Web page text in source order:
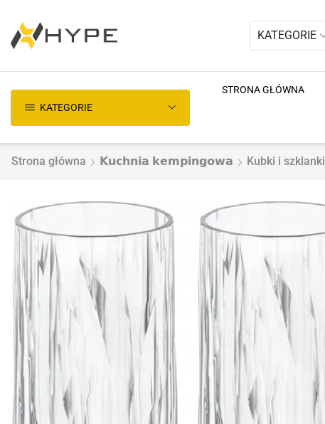
KATEGORIE
KATEGORIE
STRONA GŁÓWNA
Strona główna 𝗞𝘂𝗰𝗵𝗻𝗶𝗮 𝗸𝗲𝗺𝗽𝗶𝗻𝗴𝗼𝘄𝗮 Kubki i szklanki